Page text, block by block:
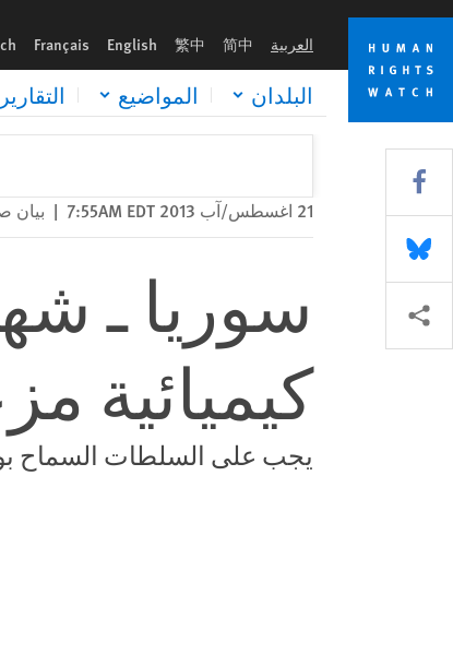
Skip
cookie
privacy
notice
Skip
main
content
العربية 简中
繁中
English
Français
البلدان المواضيع التقارير
21 اغسطس/آب 2013 7:55AM EDT | بيان
سوريا ـ
كيميائية
يجب على السلطات السماح
Share this via Facebook
Share this via Bluesky
Share this via مشاركة